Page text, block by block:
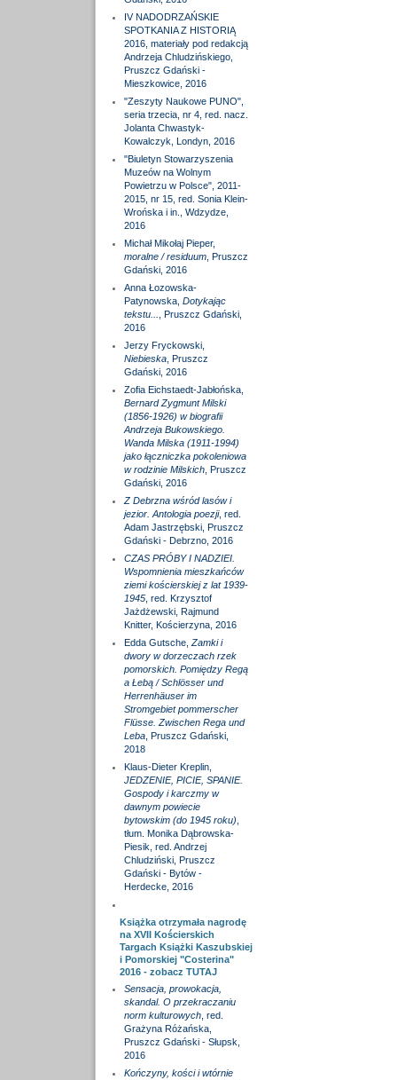
IV NADODRZAŃSKIE
SPOTKANIA Z HISTORIĄ
2016, materiały pod redakcją
Andrzeja Chludzińskiego,
Pruszcz Gdański -
Mieszkowice, 2016
"Zeszyty Naukowe PUNO",
seria trzecia, nr 4, red. nacz.
Jolanta Chwastyk-
Kowalczyk, Londyn, 2016
"Biuletyn Stowarzyszenia
Muzeów na Wolnym
Powietrzu w Polsce", 2011-
2015, nr 15, red. Sonia Klein-
Wrońska i in., Wdzydze,
2016
Michał Mikołaj Pieper,
moralne / residuum, Pruszcz
Gdański, 2016
Anna Łozowska-
Patynowska, Dotykając
tekstu...
, Pruszcz Gdański,
2016
Jerzy Fryckowski,
Niebieska, Pruszcz
Gdański, 2016
Zofia Eichstaedt-Jabłońska,
Bernard Zygmunt Milski
(1856-1926) w biografii
Andrzeja Bukowskiego.
Wanda Milska (1911-1994)
jako łączniczka pokoleniowa
w rodzinie Milskich, Pruszcz
Gdański, 2016
Z Debrzna wśród lasów i
jezior. Antologia poezji, red.
Adam Jastrzębski, Pruszcz
Gdański - Debrzno, 2016
CZAS PRÓBY I NADZIEI.
Wspomnienia mieszkańców
ziemi kościerskiej z lat 1939-
1945, red. Krzysztof
Jażdżewski, Rajmund
Knitter, Kościerzyna, 2016
Edda Gutsche, Zamki i
dwory w dorzeczach rzek
pomorskich. Pomiędzy Regą
a Łebą / Schlösser und
Herrenhäuser im
Stromgebiet pommerscher
Flüsse. Zwischen Rega und
Leba, Pruszcz Gdański,
2018
Klaus-Dieter Kreplin,
JEDZENIE, PICIE, SPANIE.
Gospody i karczmy w
dawnym powiecie
bytowskim (do 1945 roku)
tłum. Monika Dąbrowska-
Piesik, red. Andrzej
Chludziński, Pruszcz
Gdański - Bytów -
Herdecke, 2016
Książka otrzymała nagrodę
na XVII Kościerskich
Targach Książki Kaszubskiej
i Pomorskiej "Costerina"
2016 - zobacz TUTAJ
Sensacja, prowokacja,
skandal. O przekraczaniu
norm kulturowych, red.
Grażyna Różańska,
Pruszcz Gdański - Słupsk,
2016
Kończyny, kości i wtórnie